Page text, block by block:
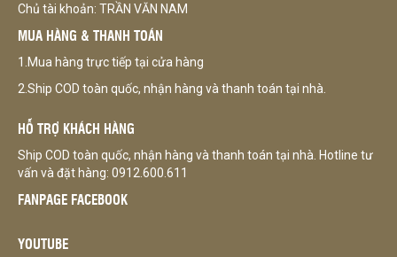
Chủ tài khoản: TRẦN VĂN NAM
MUA HÀNG & THANH TOÁN
1.Mua hàng trực tiếp tại cửa hàng
2.Ship COD toàn quốc, nhận hàng và thanh toán tại nhà.
HỖ TRỢ KHÁCH HÀNG
Ship COD toàn quốc, nhận hàng và thanh toán tại nhà. Hotline tư
vấn và đặt hàng: 0912.600.611
FANPAGE FACEBOOK
YOUTUBE